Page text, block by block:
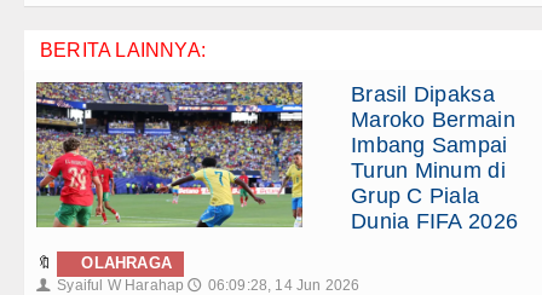
BERITA LAINNYA:
Brasil Dipaksa
Maroko Bermain
Imbang Sampai
Turun Minum di
Grup C Piala
Dunia FIFA 2026
🔖 OLAHRAGA
👤 Syaiful W Harahap 🕔 06:09:28, 14 Jun 2026